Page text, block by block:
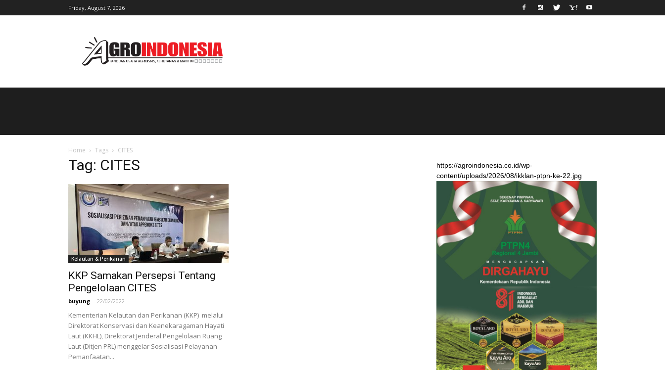
Friday, August 7, 2026
Home Tags CITES
Tag: CITES
Kelautan & Perikanan
KKP Samakan Persepsi Tentang
Pengelolaan CITES
buyung - 22/02/2022
Kementerian Kelautan dan Perikanan (KKP) melalui
Direktorat Konservasi dan Keanekaragaman Hayati
Laut (KKHL), Direktorat Jenderal Pengelolaan Ruang
Laut (Ditjen PRL) menggelar Sosialisasi Pelayanan
Pemanfaatan...
https://agroindonesia.co.id/wp-
content/uploads/2026/08/ikklan-ptpn-ke-22.jpg